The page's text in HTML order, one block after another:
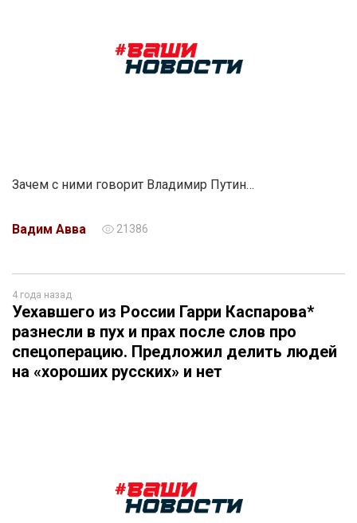
Зачем с ними говорит Владимир Путин…
Вадим Авва 21386
4 года назад
Уехавшего из России Гарри Каспарова*
разнесли в пух и прах после слов про
спецоперацию. Предложил делить людей
на «хороших русских» и нет